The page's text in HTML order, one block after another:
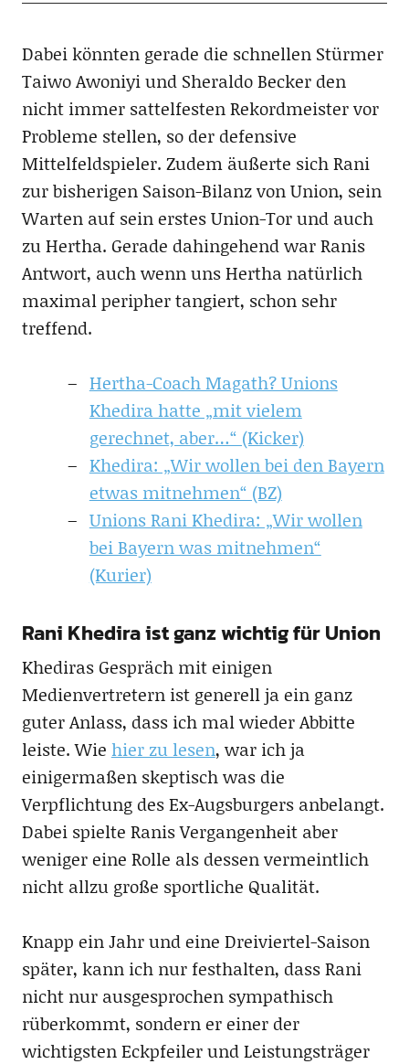
Dabei könnten gerade die schnellen Stürmer
Taiwo Awoniyi und Sheraldo Becker den
nicht immer sattelfesten Rekordmeister vor
Probleme stellen, so der defensive
Mittelfeldspieler. Zudem äußerte sich Rani
zur bisherigen Saison-Bilanz von Union, sein
Warten auf sein erstes Union-Tor und auch
zu Hertha. Gerade dahingehend war Ranis
Antwort, auch wenn uns Hertha natürlich
maximal peripher tangiert, schon sehr
treffend.
Hertha-Coach Magath? Unions
Khedira hatte „mit vielem
gerechnet, aber…“ (Kicker)
Khedira: „Wir wollen bei den Bayern
etwas mitnehmen“ (BZ)
Unions Rani Khedira: „Wir wollen
bei Bayern was mitnehmen“
(Kurier)
Rani Khedira ist ganz wichtig für Union
Khediras Gespräch mit einigen
Medienvertretern ist generell ja ein ganz
guter Anlass, dass ich mal wieder Abbitte
leiste. Wie hier zu lesen, war ich ja
einigermaßen skeptisch was die
Verpflichtung des Ex-Augsburgers anbelangt.
Dabei spielte Ranis Vergangenheit aber
weniger eine Rolle als dessen vermeintlich
nicht allzu große sportliche Qualität.
Knapp ein Jahr und eine Dreiviertel-Saison
später, kann ich nur festhalten, dass Rani
nicht nur ausgesprochen sympathisch
rüberkommt, sondern er einer der
wichtigsten Eckpfeiler und Leistungsträger